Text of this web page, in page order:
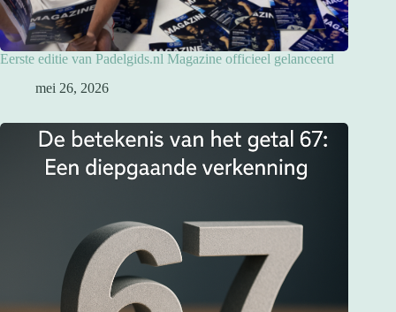
Eerste editie van Padelgids.nl Magazine officieel gelanceerd
mei 26, 2026